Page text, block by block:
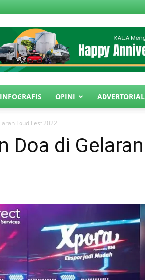
INFOGRAFIS OPINI ADVERTORIAL
Loud Fest 2022
Doa di Gelaran